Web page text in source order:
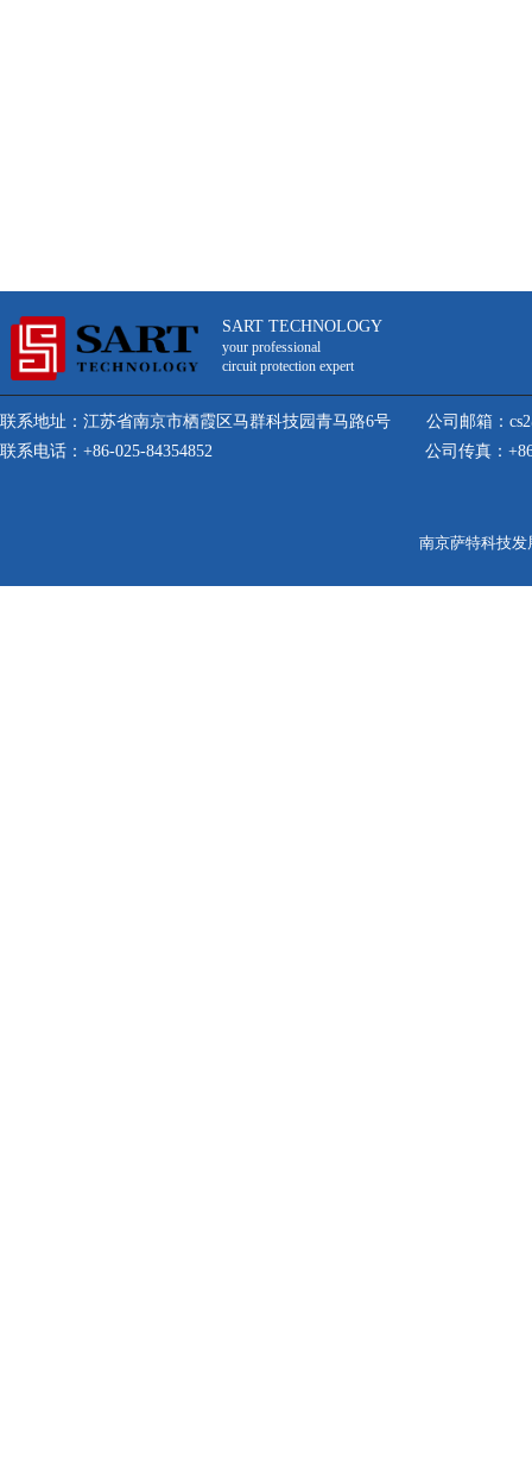
联系电话：+86-025-84354852
联系地址：江苏省南京市栖霞区马群科技园青马路6号
公司邮箱：
公司传真：
南京萨特科技发
SART TECHNOLOGY
your professional
circuit protection expert